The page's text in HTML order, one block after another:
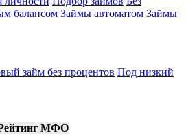
балансом Займы автоматом Займы
займ без процентов Под низкий
МФО